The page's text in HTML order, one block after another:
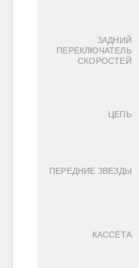
ЗАДНИЙ
ПЕРЕКЛЮЧАТЕЛЬ
СКОРОСТЕЙ
ЦЕПЬ
ПЕРЕДНИЕ ЗВЕЗДЫ
КАССЕТА